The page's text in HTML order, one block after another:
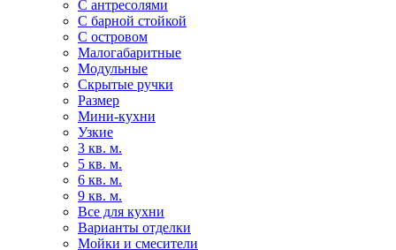
С антресолями
С барной стойкой
С островом
Малогабаритные
Модульные
Скрытые ручки
Размер
Мини-кухни
Узкие
3 кв. м.
5 кв. м.
6 кв. м.
9 кв. м.
Все для кухни
Варианты отделки
Мойки и смесители